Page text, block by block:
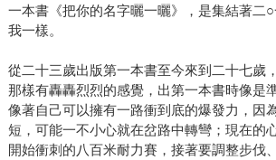
一本書《把你的名字曬一曬》，是集結著二
我一樣。
從二十三歲出版第一本書至今來到二十七歲
那樣有轟轟烈烈的感覺，出第一本書時像是
像著自己可以擁有一路衝到底的爆發力，因
短，可能一不小心就在岔路中轉彎；現在的
開始衝刺的八百米耐力賽，接著要調整步伐